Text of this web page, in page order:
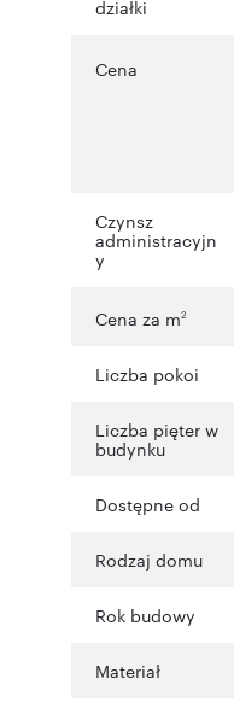
działki
Cena
Czynsz
administracyjn
y
Cena za m2
Liczba pokoi
Liczba pięter w
budynku
Dostępne od
Rodzaj domu
Rok budowy
Materiał